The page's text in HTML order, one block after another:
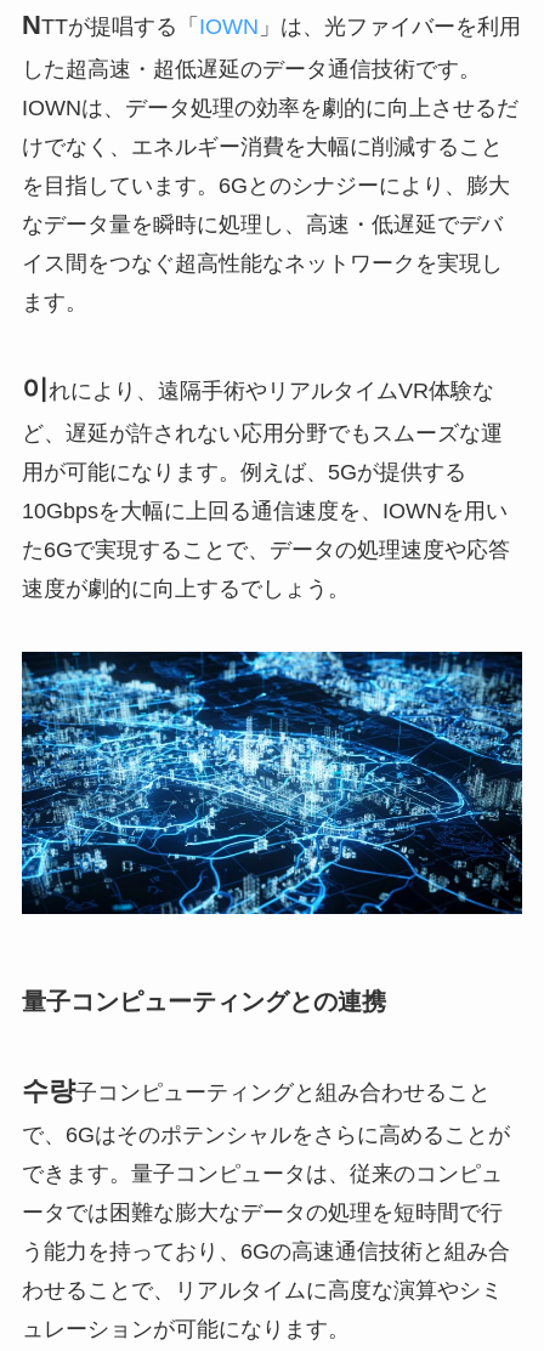
NTTが提唱する「 IOWN 」は、光ファイバーを利用
した超高速・超低遅延のデータ通信技術です。
IOWNは、データ処理の効率を劇的に向上させるだ
けでなく、エネルギー消費を大幅に削減すること
を目指しています。6Gとのシナジーにより、膨大
なデータ量を瞬時に処理し、高速・低遅延でデバ
イス間をつなぐ超高性能なネットワークを実現し
ます。
이 れにより、遠隔手術やリアルタイムVR体験な
ど、遅延が許されない応用分野でもスムーズな運
用が可能になります。例えば、5Gが提供する
10Gbpsを大幅に上回る通信速度を、IOWNを用い
た6Gで実現することで、データの処理速度や応答
速度が劇的に向上するでしょう。
量子コンピューティングとの連携
수량子コンピューティングと組み合わせること
で、6Gはそのポテンシャルをさらに高めることが
できます。量子コンピュータは、従来のコンピュ
ータでは困難な膨大なデータの処理を短時間で行
う能力を持っており、6Gの高速通信技術と組み合
わせることで、リアルタイムに高度な演算やシミ
ュレーションが可能になります。